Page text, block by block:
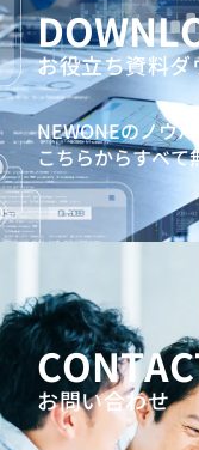
お役立ち資料
NEWONEのノウ
こちらからすべ
お問い合わせ